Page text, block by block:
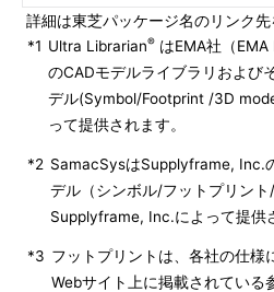
詳細は東芝パッケージ名のリンク先
*1 Ultra Librarian® はEMA社（
のCADモデルライブラリおよび
デル(Symbol/Footprint /3D
って提供されます。
*2 SamacSysはSupplyframe, Inc.
デル（シンボル/フットプリン
Supplyframe, Inc.によって提供
*3 フットプリントは、各社の仕様
Webサイト上に掲載されている